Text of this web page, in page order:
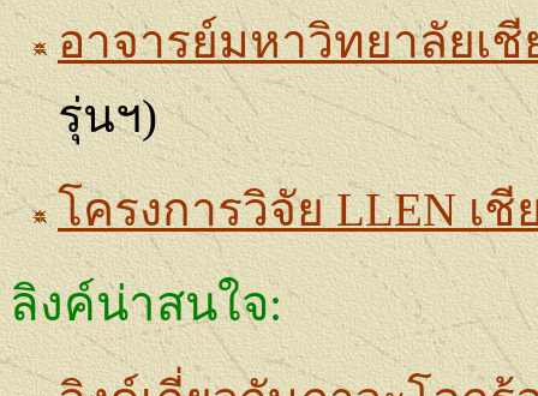
อาจารย์มหาวิทยาลัยเ
รุ่นฯ)
โครงการวิจัยLLENเชี
ลิงค์น่าสนใจ: